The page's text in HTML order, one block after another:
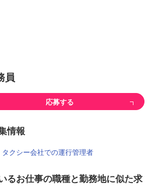
員
応募する
情報
クシー会社での運行管理者
るお仕事の職種と勤務地に似た求